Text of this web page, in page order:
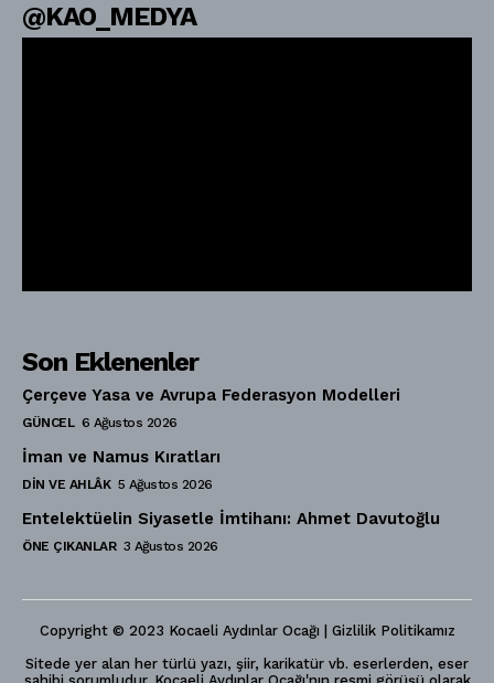
@KAO_MEDYA
Son Eklenenler
Çerçeve Yasa ve Avrupa Federasyon Modelleri
GÜNCEL 6 Ağustos 2026
İman ve Namus Kıratları
DIN VE AHLÂK 5 Ağustos 2026
Entelektüelin Siyasetle İmtihanı: Ahmet Davutoğlu
ÖNE ÇIKANLAR 3 Ağustos 2026
Copyright © 2023 Kocaeli Aydınlar Ocağı | Gizlilik Politikamız
Sitede yer alan her türlü yazı, şiir, karikatür vb. eserlerden, eser